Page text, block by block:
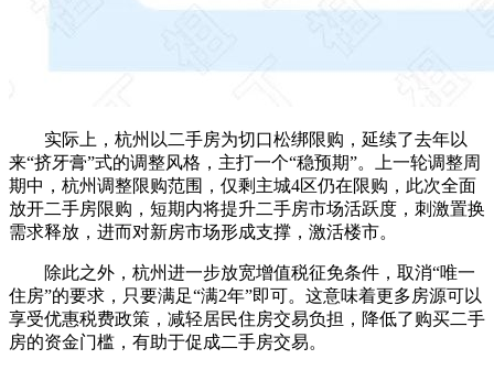
实际上，杭州以二手房为切口松绑限购，延续了去年以
来“挤牙膏”式的调整风格，主打一个“稳预期”。上一轮调整周
期中，杭州调整限购范围，仅剩主城4区仍在限购，此次全面
放开二手房限购，短期内将提升二手房市场活跃度，刺激置换
需求释放，进而对新房市场形成支撑，激活楼市。
除此之外，杭州进一步放宽增值税征免条件，取消“唯一
住房”的要求，只要满足“满2年”即可。这意味着更多房源可以
享受优惠税费政策，减轻居民住房交易负担，降低了购买二手
房的资金门槛，有助于促成二手房交易。